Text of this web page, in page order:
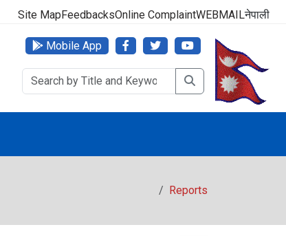
Hours, 365 Days)
Site MapFeedbacksOnline ComplaintWEBMAILनेपाली
Mobile App
Reports